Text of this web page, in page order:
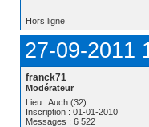
Hors ligne
27-09-2011
franck71
Modérateur
Lieu : Auch (32)
Inscription : 01-01-2010
Messages : 6 522